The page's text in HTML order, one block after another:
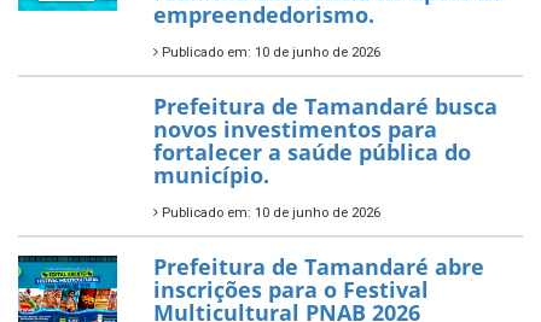
7 de novembro de 2025
Política Nacional Aldir Blanc
— Tamandaré tem Plano de
Aplicação de Recursos (PAR)
habilitado
7 de novembro de 2025
ÚLTIMAS NOTÍCIAS